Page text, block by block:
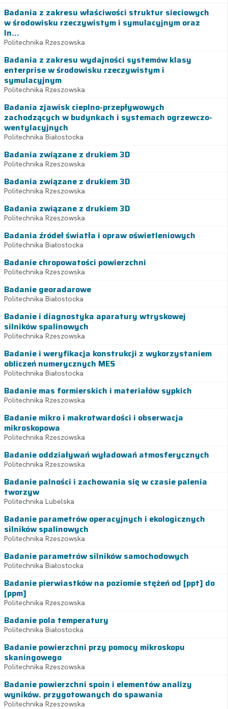
Badania z zakresu właściwości struktur sieciowych
w środowisku rzeczywistym i symulacyjnym oraz
In...
Politechnika Rzeszowska
Badania z zakresu wydajności systemów klasy
enterprise w środowisku rzeczywistym i
symulacyjnym
Politechnika Rzeszowska
Badania zjawisk cieplno-przepływowych
zachodzących w budynkach i systemach ogrzewczo-
wentylacyjnych
Politechnika Białostocka
Badania związane z drukiem 3D
Politechnika Rzeszowska
Badania związane z drukiem 3D
Politechnika Rzeszowska
Badania związane z drukiem 3D
Politechnika Rzeszowska
Badania źródeł światła i opraw oświetleniowych
Politechnika Białostocka
Badanie chropowatości powierzchni
Politechnika Rzeszowska
Badanie georadarowe
Politechnika Białostocka
Badanie i diagnostyka aparatury wtryskowej
silników spalinowych
Politechnika Rzeszowska
Badanie i weryfikacja konstrukcji z wykorzystaniem
obliczeń numerycznych MES
Politechnika Białostocka
Badanie mas formierskich i materiałów sypkich
Politechnika Rzeszowska
Badanie mikro i makrotwardości i obserwacja
mikroskopowa
Politechnika Rzeszowska
Badanie oddziaływań wyładowań atmosferycznych
Politechnika Rzeszowska
Badanie palności i zachowania się w czasie palenia
tworzyw
Politechnika Lubelska
Badanie parametrów operacyjnych i ekologicznych
silników spalinowych
Politechnika Rzeszowska
Badanie parametrów silników samochodowych
Politechnika Białostocka
Badanie pierwiastków na poziomie stężeń od [ppt] do
[ppm]
Politechnika Rzeszowska
Badanie pola temperatury
Politechnika Białostocka
Badanie powierzchni przy pomocy mikroskopu
skaningowego
Politechnika Rzeszowska
Badanie powierzchni spoin i elementów analizy
wyników. przygotowanych do spawania
Politechnika Rzeszowska